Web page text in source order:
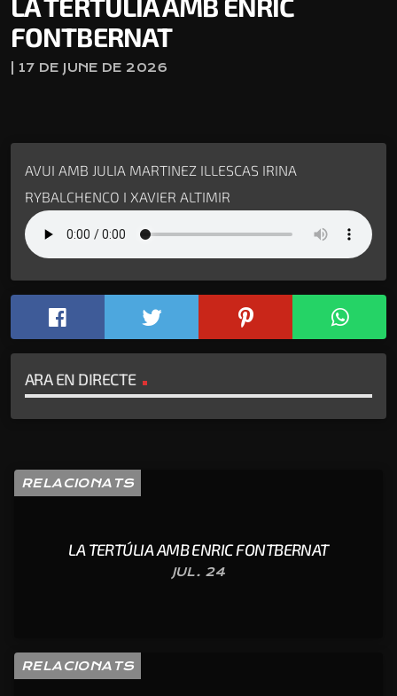
FONTBERNAT
| 17 DE JUNE DE 2026
AVUI AMB JULIA MARTINEZ ILLESCAS IRINA
RYBALCHENCO I XAVIER ALTIMIR
ARA EN DIRECTE
RELACIONATS
LA TERTÚLIA AMB ENRIC FONTBERNAT
JUL. 24
RELACIONATS